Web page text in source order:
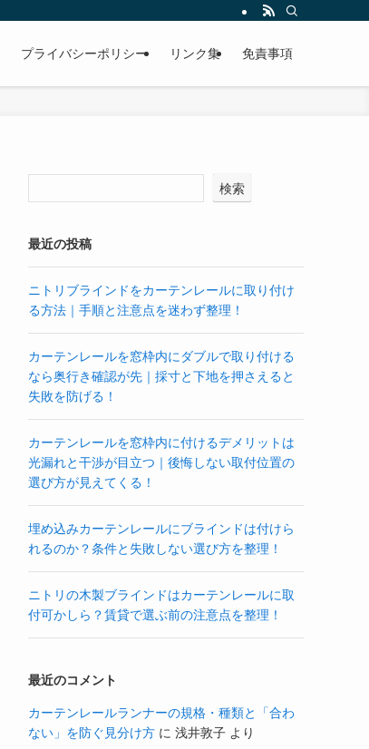
プライバシーポリシー リンク集 免責事項
検索
最近の投稿
ニトリブラインドをカーテンレールに取り付け
る方法｜手順と注意点を迷わず整理！
カーテンレールを窓枠内にダブルで取り付ける
なら奥行き確認が先｜採寸と下地を押さえると
失敗を防げる！
カーテンレールを窓枠内に付けるデメリットは
光漏れと干渉が目立つ｜後悔しない取付位置の
選び方が見えてくる！
埋め込みカーテンレールにブラインドは付けら
れるのか？条件と失敗しない選び方を整理！
ニトリの木製ブラインドはカーテンレールに取
付可かしら？賃貸で選ぶ前の注意点を整理！
最近のコメント
カーテンレールランナーの規格・種類と「合わ
ない」を防ぐ見分け方 に 浅井敦子 より